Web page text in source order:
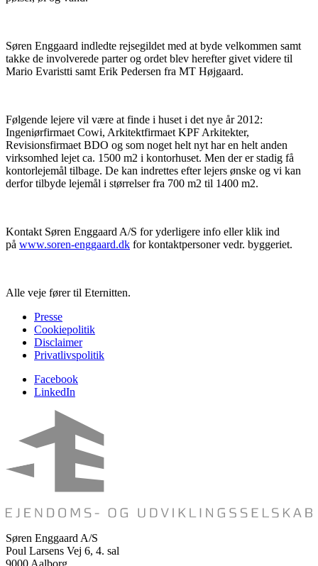
Søren Enggaard indledte rejsegildet med at byde velkommen samt
takke de involverede parter og ordet blev herefter givet videre til
Mario Evaristti samt Erik Pedersen fra MT Højgaard.
Følgende lejere vil være at finde i huset i det nye år 2012:
Ingeniørfirmaet Cowi, Arkitektfirmaet KPF Arkitekter,
Revisionsfirmaet BDO og som noget helt nyt har en helt anden
virksomhed lejet ca. 1500 m2 i kontorhuset. Men der er stadig få
kontorlejemål tilbage. De kan indrettes efter lejers ønske og vi kan
derfor tilbyde lejemål i størrelser fra 700 m2 til 1400 m2.
Kontakt Søren Enggaard A/S for yderligere info eller klik ind
på www.soren-enggaard.dk for kontaktpersoner vedr. byggeriet.
Alle veje fører til Eternitten.
Presse
Cookiepolitik
Disclaimer
Privatlivspolitik
Facebook
LinkedIn
Søren Enggaard A/S
Poul Larsens Vej 6, 4. sal